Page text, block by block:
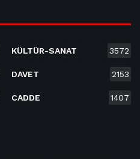
KÜLTÜR-SANAT 3572
DAVET 2153
CADDE 1407